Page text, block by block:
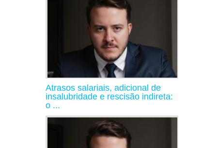
Atrasos salariais, adicional de
insalubridade e rescisão indireta:
o ...